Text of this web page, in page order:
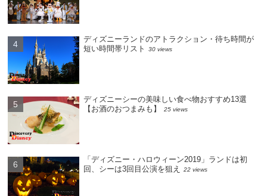
ディズニーランドのアトラクション・待ち時間が
短い時間帯リスト
30 views
ディズニーシーの美味しい食べ物おすすめ13選
【お酒のおつまみも】
25 views
「ディズニー・ハロウィーン2019」ランドは初
回、シーは3回目公演を狙え
22 views